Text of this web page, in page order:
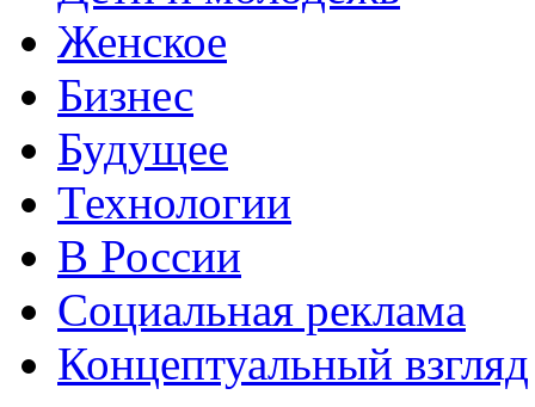
Женское
Бизнес
Будущее
Технологии
В России
Социальная реклама
Концептуальный взгляд